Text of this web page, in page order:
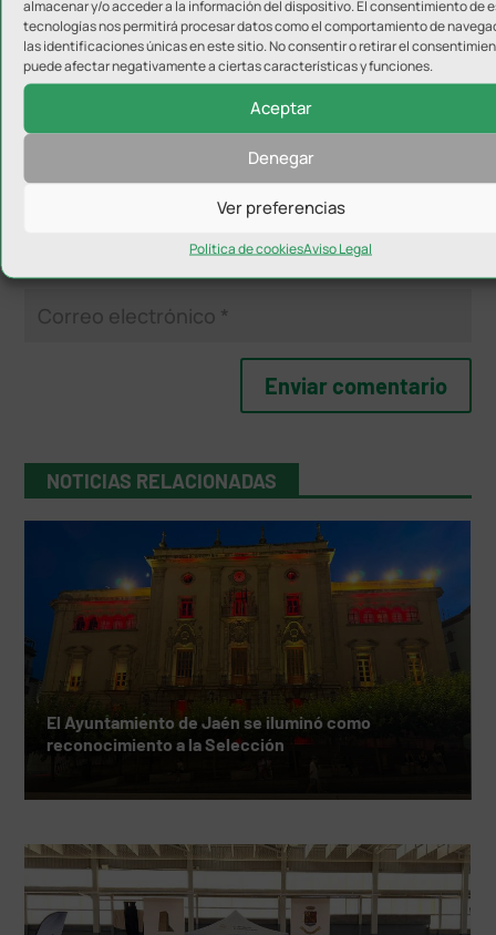
almacenar y/o acceder a la información del dispositivo. El consentimiento de
tecnologías nos permitirá procesar datos como el comportamiento de
las identificaciones únicas en este sitio. No consentir o retirar el
puede afectar negativamente a ciertas características y funciones.
Aceptar
Denegar
Ver preferencias
Política de cookiesAviso Legal
NOTICIAS RELACIONADAS
El Ayuntamiento de Jaén se iluminó como
reconocimiento a la Selección